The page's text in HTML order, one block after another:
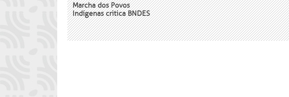
Marcha dos Povos
Indígenas critica BNDES